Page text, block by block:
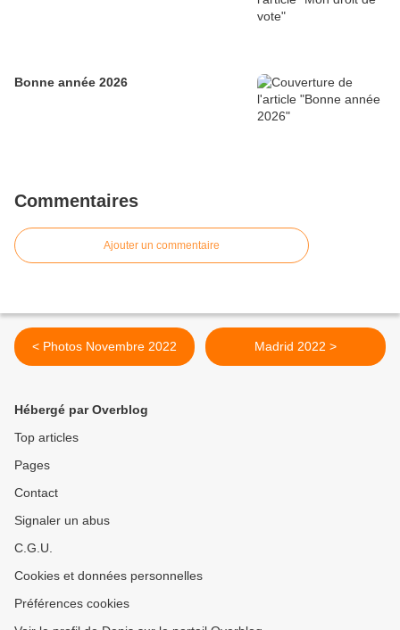
Bonne année 2026
Commentaires
Ajouter un commentaire
< Photos Novembre 2022 Madrid 2022 >
Hébergé par Overblog
Top articles
Pages
Contact
Signaler un abus
C.G.U.
Cookies et données personnelles
Préférences cookies